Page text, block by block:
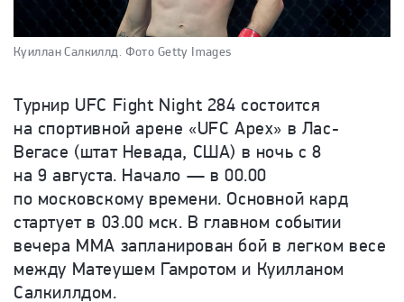
Куиллан Салкиллд. Фото Getty Images
Турнир UFC Fight Night 284 состоится
на спортивной арене «UFC Apex» в Лас-
Вегасе (штат Невада, США) в ночь с 8
на 9 августа. Начало — в 00.00
по московскому времени. Основной кард
стартует в 03.00 мск. В главном событии
вечера ММА запланирован бой в легком весе
между Матеушем Гамротом и Куилланом
Салкиллдом.